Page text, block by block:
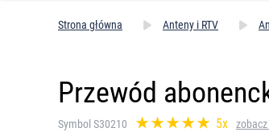
Strona główna Anteny i RTV
Przewód
Symbol S30210 5x